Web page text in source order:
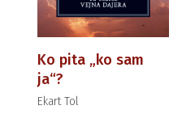
Ko pita „ko sam
ja“?
Ekart Tol